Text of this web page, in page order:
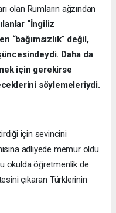
olan Rumların ağzından
“İngiliz
“bağımsızlık” değil,
Daha da
için gerekirse
söylemeleriydi.
için sevincini
adliyede memur oldu.
okulda öğretmenlik de
çıkaran Türklerinin